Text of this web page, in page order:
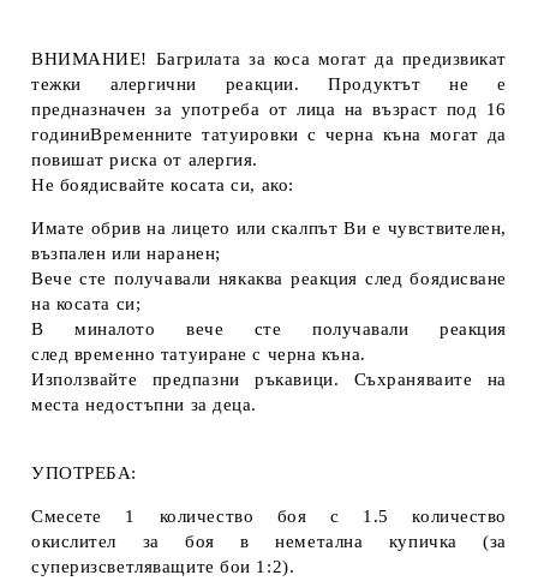
ВНИМАНИЕ! Багрилата за коса могат да предизвикат
тежки алергични реакции. Продуктът не е
предназначен за употреба от лица на възраст под 16
годиниВременните татуировки с черна къна могат да
повишат риска от алергия.
Не боядисвайте косата си, ако:
Имате обрив на лицето или скалпът Ви е чувствителен,
възпален или наранен;
Вече сте получавали някаква реакция след боядисване
на косата си;
В миналото вече сте получавали реакция
след временно татуиране с черна къна.
Използвайте предпазни ръкавици. Съхраняваите на
места недостъпни за деца.
УПОТРЕБА:
Смесете 1 количество боя с 1.5 количество
окислител за боя в неметална купичка (за
суперизсветляващите бои 1:2).